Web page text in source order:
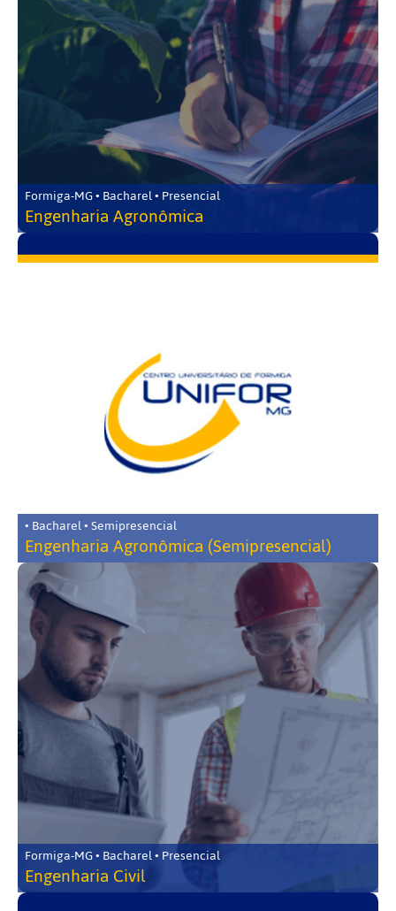
Formiga-MG • Bacharel • Presencial
Engenharia Agronômica
• Bacharel • Semipresencial
Engenharia Agronômica (Semipresencial)
Formiga-MG • Bacharel • Presencial
Engenharia Civil